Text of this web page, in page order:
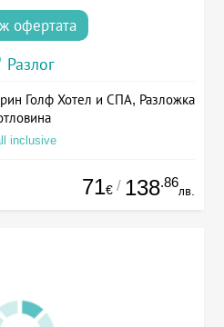
офертата
Разлог
Голф Хотел и СПА, Разложка
inclusive
71€ / 138.86
лв.